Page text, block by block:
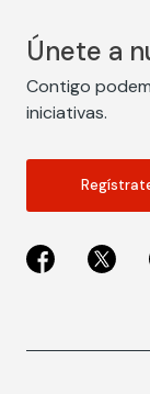
Únete a
Contigo
iniciativas.